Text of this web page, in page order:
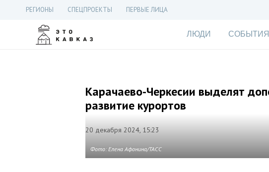
РЕГИОНЫ СПЕЦПРОЕКТЫ ПЕРВЫЕ ЛИЦА
ЛЮДИ СОБЫТИЯ
Карачаево-Черкесии выделят
развитие курортов
20 декабря 2024, 15:23
Фото: Елена Афонина/ТАСС